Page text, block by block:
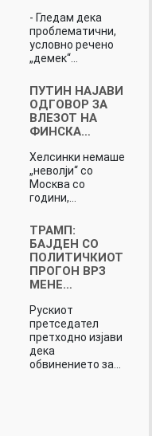
- Гледам дека
проблематични,
условно речено
„демек“…
ПУТИН НАЈАВИ
ОДГОВОР ЗА
ВЛЕЗОТ НА
ФИНСКА…
Хелсинки немаше
„неволји“ со
Москва со
години,…
ТРАМП:
БАЈДЕН СО
ПОЛИТИЧКИОТ
ПРОГОН ВРЗ
МЕНЕ…
Рускиот
претседател
претходно изјави
дека
обвинението за…